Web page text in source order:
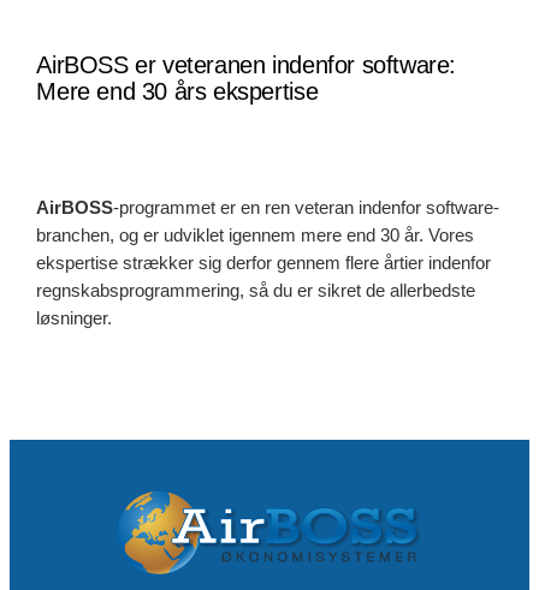
AirBOSS er veteranen indenfor software:
Mere end 30 års ekspertise
AirBOSS-programmet er en ren veteran indenfor software-
branchen, og er udviklet igennem mere end 30 år. Vores
ekspertise strækker sig derfor gennem flere årtier indenfor
regnskabsprogrammering, så du er sikret de allerbedste
løsninger.